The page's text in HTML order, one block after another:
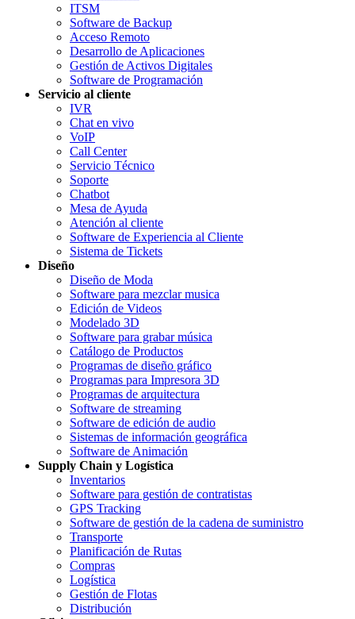
ITSM
Software de Backup
Acceso Remoto
Desarrollo de Aplicaciones
Gestión de Activos Digitales
Software de Programación
Servicio al cliente
IVR
Chat en vivo
VoIP
Call Center
Servicio Técnico
Soporte
Chatbot
Mesa de Ayuda
Atención al cliente
Software de Experiencia al Cliente
Sistema de Tickets
Diseño
Diseño de Moda
Software para mezclar musica
Edición de Videos
Modelado 3D
Software para grabar música
Catálogo de Productos
Programas de diseño gráfico
Programas para Impresora 3D
Programas de arquitectura
Software de streaming
Software de edición de audio
Sistemas de información geográfica
Software de Animación
Supply Chain y Logística
Inventarios
Software para gestión de contratistas
GPS Tracking
Software de gestión de la cadena de suministro
Transporte
Planificación de Rutas
Compras
Logística
Gestión de Flotas
Distribución